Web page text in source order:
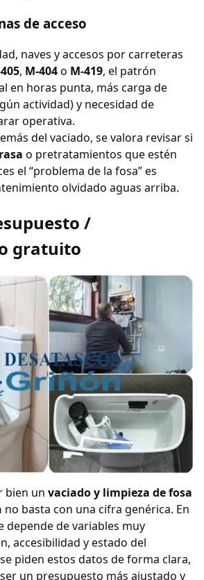
de acceso
naves y accesos por carreteras
, M-404o M-419, el patrón
en horas punta, más carga de
actividad) y necesidad de
operativa.
del vaciado, se valora revisar si
o pretratamientos que estén
el “problema de la fosa” es
olvidado aguas arriba.
/
gratuito
bien un vaciado y limpieza de fosa
no basta con una cifra genérica. En
depende de variables muy
accesibilidad y estado del
piden estos datos de forma clara,
un presupuesto más ajustado y